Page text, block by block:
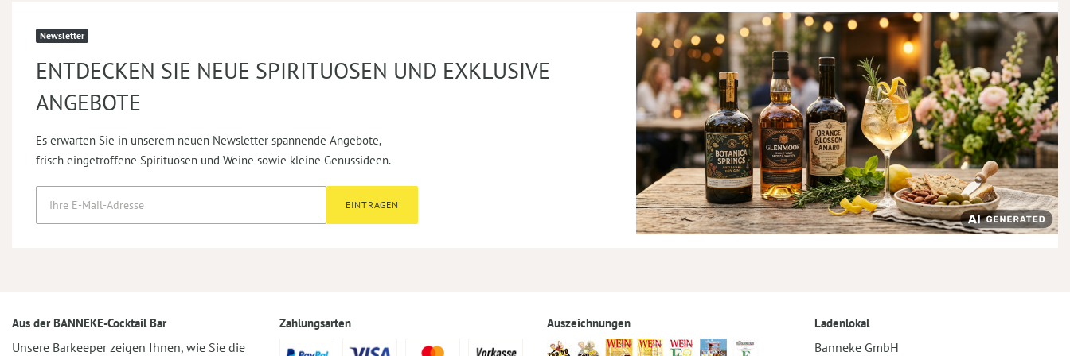
Newsletter
ENTDECKEN SIE NEUE SPIRITUOSEN UND EXKLUSIVE
ANGEBOTE
Es erwarten Sie in unserem neuen Newsletter spannende Angebote,
frisch eingetroffene Spirituosen und Weine sowie kleine Genussideen.
EINTRAGEN
Aus der BANNEKE-Cocktail Bar
Unsere Barkeeper zeigen Ihnen, wie Sie die
Zahlungsarten Auszeichnungen Ladenlokal
Banneke GmbH